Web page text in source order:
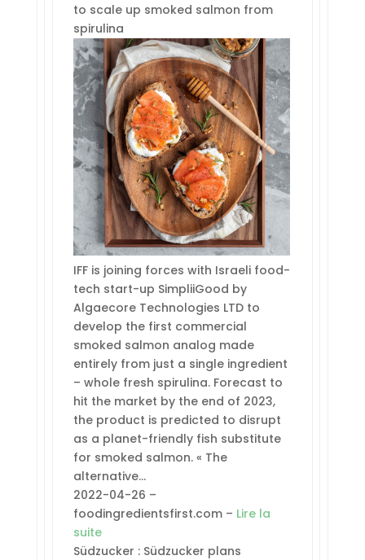
to scale up smoked salmon from
spirulina
IFF is joining forces with Israeli food-
tech start-up SimpliiGood by
Algaecore Technologies LTD to
develop the first commercial
smoked salmon analog made
entirely from just a single ingredient
– whole fresh spirulina. Forecast to
hit the market by the end of 2023,
the product is predicted to disrupt
as a planet-friendly fish substitute
for smoked salmon. « The
alternative…
2022-04-26 –
foodingredientsfirst.com – Lire la
suite
Südzucker : Südzucker plans